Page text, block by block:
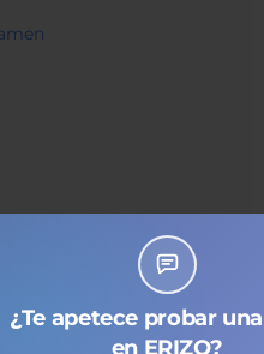
¿Te apetece probar
en ERIZO?